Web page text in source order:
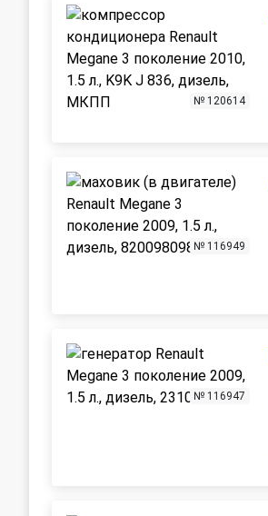
№ 120614
№ 116949
№ 116947